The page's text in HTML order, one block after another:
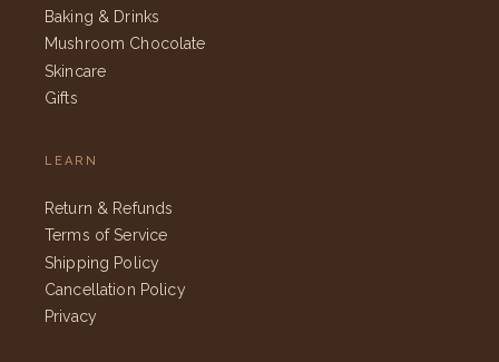
Baking & Drinks
Mushroom Chocolate
Skincare
Gifts
LEARN
Return & Refunds
Terms of Service
Shipping Policy
Cancellation Policy
Privacy